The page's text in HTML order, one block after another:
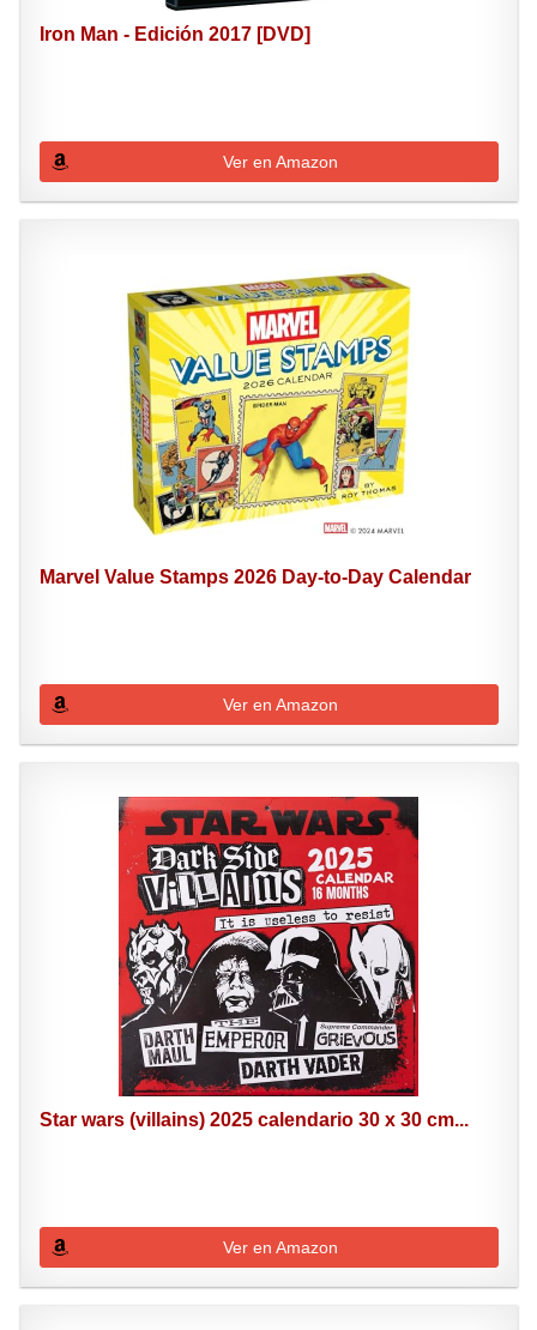
Iron Man - Edición 2017 [DVD]
Ver en Amazon
Marvel Value Stamps 2026 Day-to-Day Calendar
Ver en Amazon
Star wars (villains) 2025 calendario 30 x 30 cm...
Ver en Amazon